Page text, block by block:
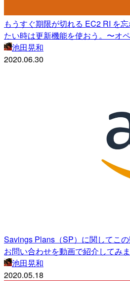
もうすぐ期限が切れる EC2 RI を
たい時は更新機能を使おう。〜オ
池田晃和
2020.06.30
Savings Plans（SP）に関してこ
お問い合わせを動画で紹介してみ
池田晃和
2020.05.18